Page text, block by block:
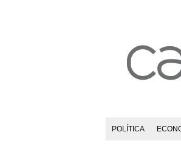
POLÍTICA